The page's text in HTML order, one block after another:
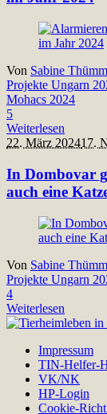
Von Sabine
Projekte Ungarn
Mohacs 2024
5
Weiterlesen
22. März 202417.
In Dombovar
auch eine
Von Sabine
Projekte Ungarn
4
Weiterlesen
Impressum
TIN-Helfer-
VK/NK
HP-Login
Cookie-